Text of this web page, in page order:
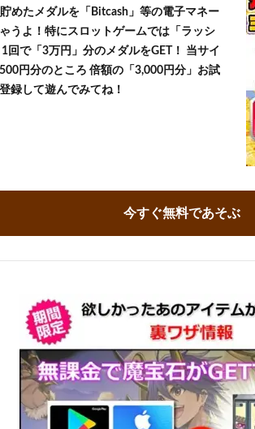
めたメダルを「Bitcash」等の電子マネー
うよ！特にスロットゲームでは「ラッシ
回で「3万円」分のメダルをGET！ 当サイ
円分のところ 倍額の「3,000円分」お試
録して遊んでみてね！
今すぐ無料であそぶ